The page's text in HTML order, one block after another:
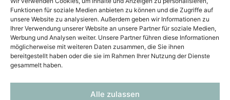
Funktionen für soziale Medien anbieten zu können und die Zugriffe auf
unsere Website zu analysieren. Außerdem geben wir Informationen zu
Ihrer Verwendung unserer Website an unsere Partner für soziale Medien,
Werbung und Analysen weiter. Unsere Partner führen diese Informationen
möglicherweise mit weiteren Daten zusammen, die Sie ihnen
bereitgestellt haben oder die sie im Rahmen Ihrer Nutzung der Dienste
gesammelt haben.
Alle zulassen